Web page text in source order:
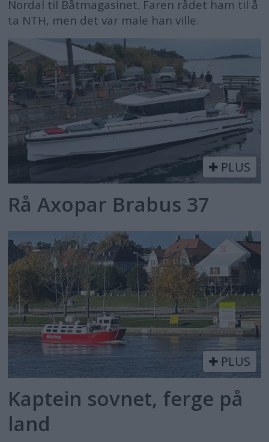
Nordal til Båtmagasinet. Faren rådet ham til å
ta NTH, men det var male han ville.
PLUS
Rå Axopar Brabus 37
PLUS
Kaptein sovnet, ferge på
land